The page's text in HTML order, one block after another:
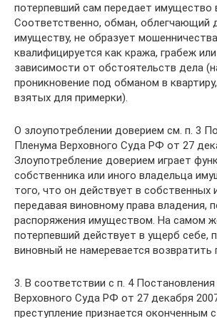
потерпевший сам передает имущество
Соответственно, обман, облегчающий
имуществу, не образует
квалифицируется как кража, грабеж
зависимости от обстоятельств дела
проникновение под обманом в
взятых для примерки).
О злоупотреблении доверием см. п. 3
Пленума Верховного Суда РФ от 27
Злоупотребление доверием играет
собственника или иного владельца
того, что он действует в собственных
передавая виновному права владения,
распоряжения имуществом. На самом
потерпевший действует в ущерб себе,
виновный не намеревается возвратить
3. В соответствии с п. 4
Верховного Суда РФ от 27 декабря 2007
преступление признается оконченным